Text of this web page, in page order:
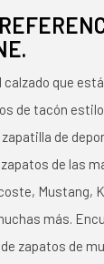
que
de tacón
de
de las
Mustang,
más.
zapatos de